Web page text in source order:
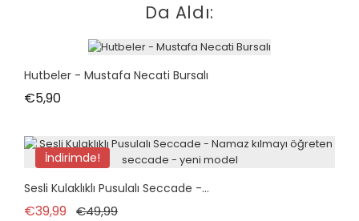
Da Aldı:
Hutbeler - Mustafa Necati Bursalı
€5,90Fiyat
İndirimde!
Sesli Kulaklıklı Pusulalı Seccade -...
€39,99 Normal fiyat
€49,99Fiyat